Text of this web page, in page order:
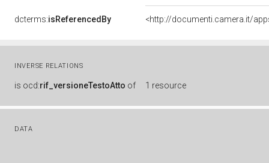
dcterms:isReferencedBy
INVERSE RELATIONS
is ocd:rif_versioneTestoAtto of 1 resource
DATA